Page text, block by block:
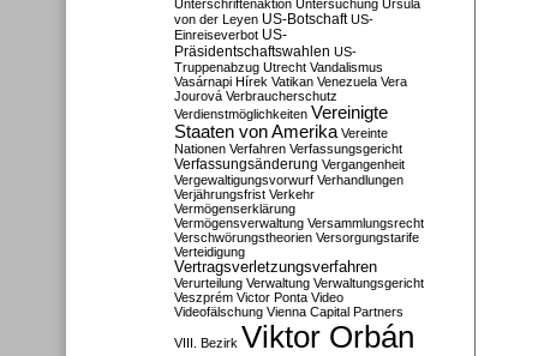
Unterschriftenaktion Untersuchung Ursula
von der Leyen US-Botschaft US-
Einreiseverbot US-
Präsidentschaftswahlen US-
Truppenabzug Utrecht Vandalismus
Vasárnapi Hírek Vatikan Venezuela Vera
Jourová Verbraucherschutz
Verdienstmöglichkeiten Vereinigte
Staaten von Amerika Vereinte
Nationen Verfahren Verfassungsgericht
Verfassungsänderung Vergangenheit
Vergewaltigungsvorwurf Verhandlungen
Verjährungsfrist Verkehr
Vermögenserklärung
Vermögensverwaltung Versammlungsrecht
Verschwörungstheorien Versorgungstarife
Verteidigung
Vertragsverletzungsverfahren
Verurteilung Verwaltung Verwaltungsgericht
Veszprém Victor Ponta Video
Videofälschung Vienna Capital Partners
VIII. Bezirk Viktor Orbán